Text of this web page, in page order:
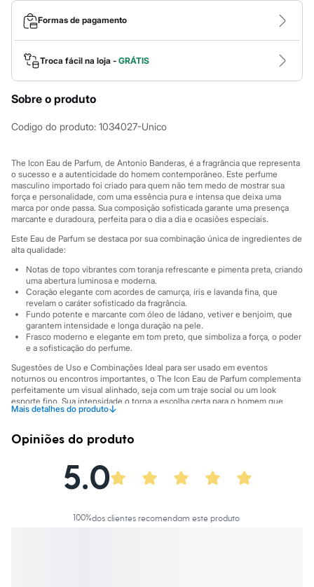
Bijoux
Cintos
Óculos
Relógios
Calçados
Botas
Rasteirinhas
Sapatilhas
Tênis
City
Clock House
Mindset
Sawary
Yessica
Moda esportiva
Acessórios
Blusas
Calçados
Leggings
Shorts e Bermudas
Tops
Moda íntima
Calcinhas
Cintas e Modeladores
Meias
Pijamas
Sutiãs e Tops
Moda praia
Biquínis
Maiôs
Personagens
Blusas e Camisetas
Casacos e Jaquetas
Moda esportiva
Formas de pagamento
Troca fácil na loja - GRÁTIS
Sobre o produto
Codigo do produto: 1034027-Unico
The Icon Eau de Parfum, de Antonio Banderas, é a fragrância que representa
o sucesso e a autenticidade do homem contemporâneo. Este perfume
masculino importado foi criado para quem não tem medo de mostrar sua
força e personalidade, com uma essência pura e intensa que deixa uma
marca por onde passa. Sua composição sofisticada garante uma presença
marcante e duradoura, perfeita para o dia a dia e ocasiões especiais.
Este Eau de Parfum se destaca por sua combinação única de ingredientes de
alta qualidade:
Notas de topo vibrantes com toranja refrescante e pimenta preta, criando
uma abertura luminosa e moderna.
Coração elegante com acordes de camurça, íris e lavanda fina, que
revelam o caráter sofisticado da fragrância.
Fundo potente e marcante com óleo de ládano, vetiver e benjoim, que
garantem intensidade e longa duração na pele.
Frasco moderno e elegante em tom preto, que simboliza a força, o poder
e a sofisticação do perfume.
Sugestões de Uso e Combinações Ideal para ser usado em eventos
noturnos ou encontros importantes, o The Icon Eau de Parfum complementa
perfeitamente um visual alinhado, seja com um traje social ou um look
esporte fino. Sua intensidade o torna a escolha certa para o homem que
deseja expressar confiança e deixar uma impressão memorável. É o toque
A gente se encontra na C&A! ❤
Mais detalhes do produto↓
Informacoes gerais:
Cor: Único
Marcas
Banderas
Opiniões do produto
5.0
100%dos clientes recomendam este produto